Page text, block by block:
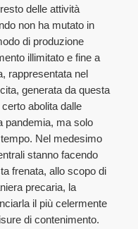
delle attività
non ha mutato in
di produzione
illimitato e fine a
rappresentata nel
generata da questa
abolita dalle
pandemia, ma solo
Nel medesimo
stanno facendo
frenata, allo scopo di
precaria, la
il più celermente
di contenimento.